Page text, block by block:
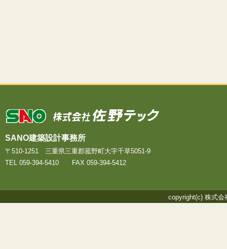
SANO建築設計事務所
〒510-1251 三重県三重郡菰野町大字千草5051-9
TEL 059-394-5410 FAX 059-394-5412
copyright(c) 株式